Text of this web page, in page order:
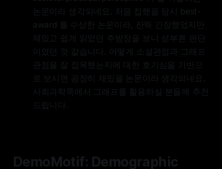
논문이라 생각되네요. 처음 접했을 당시 best-
award 를 수상한 논문이라, 잔뜩 긴장했었지만
재밌고 쉽게 읽었던 주방장을 보니 섣부른 판단
이였던 것 같습니다. 어떻게 소셜관점과 그래프
관점을 잘 접목했는지에 대한 호기심을 기반으
로 보시면 굉장히 재밌을 논문이라 생각되네요.
사회과학쪽에서 그래프를 활용하실 분들께 추천
드립니다.
DemoMotif: Demographic